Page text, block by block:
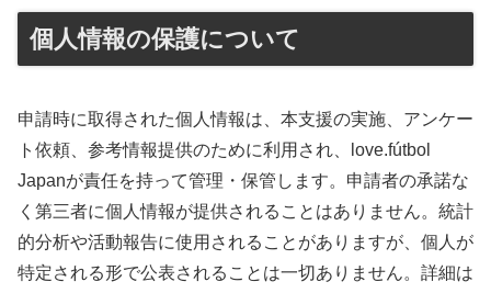
個人情報の保護について
申請時に取得された個人情報は、本支援の実施、アンケー
ト依頼、参考情報提供のために利用され、love.fútbol
Japanが責任を持って管理・保管します。申請者の承諾な
く第三者に個人情報が提供されることはありません。統計
的分析や活動報告に使用されることがありますが、個人が
特定される形で公表されることは一切ありません。詳細は